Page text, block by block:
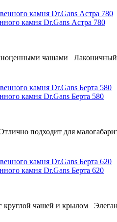
камня Dr.Gans Астра 780
чашами Лаконичный
камня Dr.Gans Берта 580
подходит для
камня Dr.Gans Берта 620
с круглой чашей и крылом